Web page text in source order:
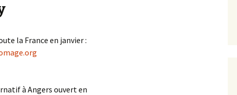
la France en janvier :
à Angers ouvert en